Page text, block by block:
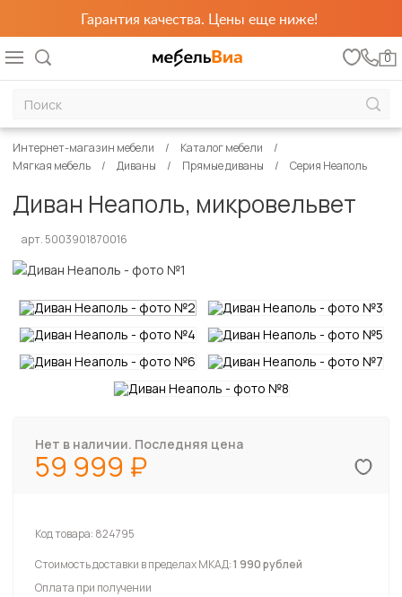
Гарантия качества. Цены еще ниже!
0
Интернет-магазин мебели
Каталог мебели
Мягкая мебель
Диваны Прямые диваны Серия Неаполь
Диван Неаполь, микровельвет
арт. 5003901870016
Нет в наличии. Последняя цена
59 999
Код товара: 824795
Стоимость доставки в пределах МКАД:1 990 рублей
Оплата при получении